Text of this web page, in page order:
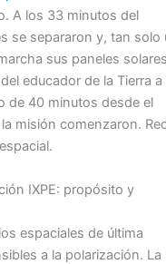
A los 33 minutos del
se separaron y, tan solo
sus paneles
educador de la Tierra a
de 40 minutos desde el
misión comenzaron.
IXPE: propósito y
espaciales de última
a la polarización. La